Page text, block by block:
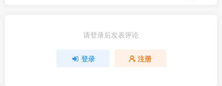
请登录后发表评论
登录 注册